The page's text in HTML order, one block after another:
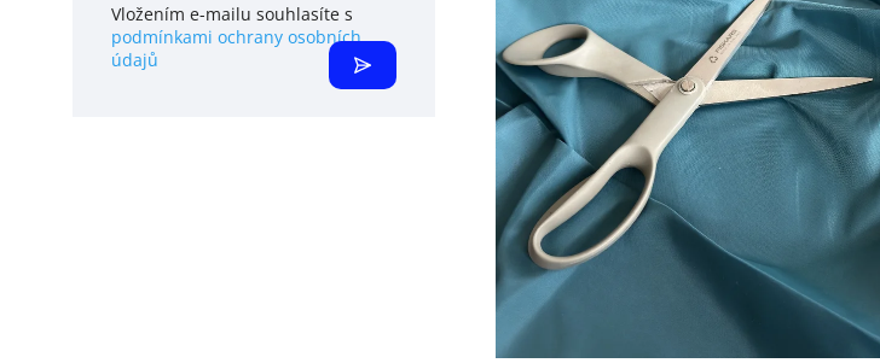
Vložením e-mailu souhlasíte s
podmínkami ochrany osobních
údajů